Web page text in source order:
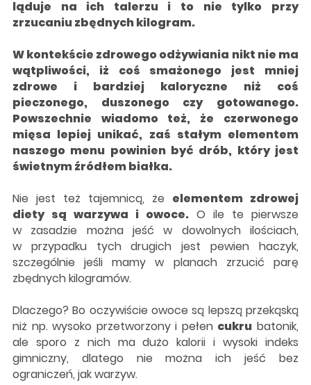
ląduje na ich talerzu i to nie tylko przy
zrzucaniu zbędnych kilogram.
W kontekście zdrowego odżywiania nikt nie ma
wątpliwości, iż coś smażonego jest mniej
zdrowe i bardziej kaloryczne niż coś
pieczonego, duszonego czy gotowanego.
Powszechnie wiadomo też, że czerwonego
mięsa lepiej unikać, zaś stałym elementem
naszego menu powinien być drób, który jest
świetnym źródłem białka.
Nie jest też tajemnicą, że elementem zdrowej
diety są warzywa i owoce. O ile te pierwsze
w zasadzie można jeść w dowolnych ilościach,
w przypadku tych drugich jest pewien haczyk,
szczególnie jeśli mamy w planach zrzucić parę
zbędnych kilogramów.
Dlaczego? Bo oczywiście owoce są lepszą przekąską
niż np. wysoko przetworzony i pełen cukru batonik,
ale sporo z nich ma dużo kalorii i wysoki indeks
gimniczny, dlatego nie można ich jeść bez
ograniczeń, jak warzyw.